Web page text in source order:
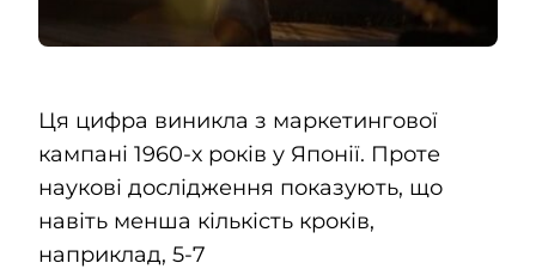
Ця цифра виникла з маркетингової
кампані 1960-х років у Японії. Проте
наукові дослідження показують, що
навіть менша кількість кроків,
наприклад, 5-7